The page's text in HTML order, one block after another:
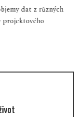
dat z různých